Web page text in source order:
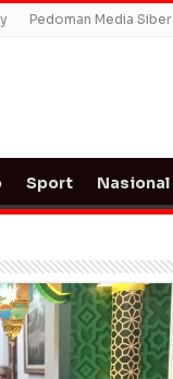
Pedoman Media Siber
Sport Nasional